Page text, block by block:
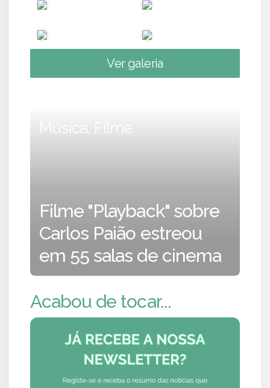
Ver galeria
Música, Filme
Filme "Playback" sobre
Carlos Paião estreou
em 55 salas de cinema
Acabou de tocar...